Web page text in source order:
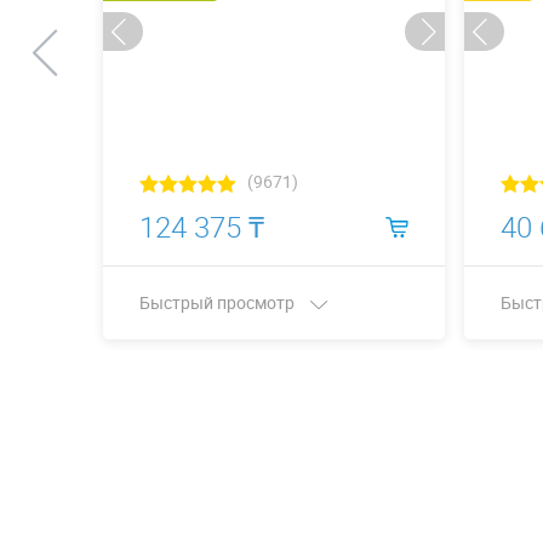
(9671)
124 375 ₸
Быстрый просмотр
40